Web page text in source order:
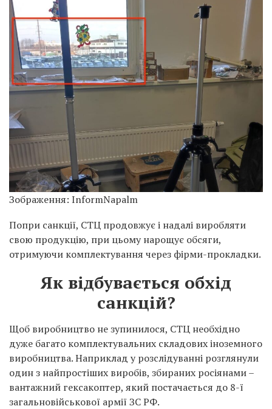
Зображення: InformNapalm
Попри санкції, СТЦ продовжує і надалі виробляти
свою продукцію, при цьому нарощує обсяги,
отримуючи комплектування через фірми-прокладки.
Як відбувається обхід
санкцій?
Щоб виробництво не зупинилося, СТЦ необхідно
дуже багато комплектувальних складових іноземного
виробництва. Наприклад у розслідуванні розглянули
один з найпростіших виробів, збираних росіянами –
вантажний гексакоптер, який постачається до 8-ї
загальновійськової армії ЗС РФ.